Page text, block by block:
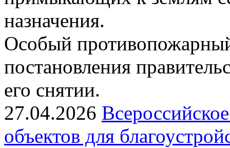
назначения.
Особый
постановления
его снятии.
27.04.2026
объектов для